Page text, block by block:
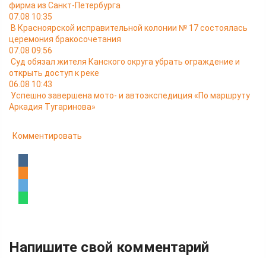
фирма из Санкт-Петербурга
07.08 10:35
В Красноярской исправительной колонии № 17 состоялась
церемония бракосочетания
07.08 09:56
Суд обязал жителя Канского округа убрать ограждение и
открыть доступ к реке
06.08 10:43
Успешно завершена мото- и автоэкспедиция «По маршруту
Аркадия Тугаринова»
Комментировать
Напишите свой комментарий